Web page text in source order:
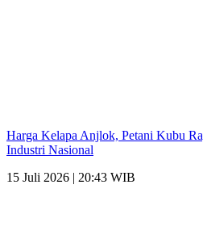
Harga Kelapa Anjlok, Petani Kubu
Industri Nasional
15 Juli 2026 | 20:43 WIB